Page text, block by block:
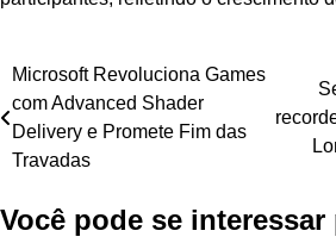
Navegação
de
Post
Microsoft Revoluciona Games
com Advanced Shader
Delivery e Promete Fim das
Travadas
Você pode se interessar